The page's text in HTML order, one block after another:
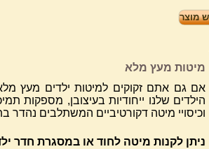
מיטות מעץ מלא
אם גם אתם זקוקים למיטות ילדים מעץ
הילדים שלנו ייחודיות בעיצובן, מספקות
וכיסויי מיטה דקורטיביים המשתלבים
ניתן לקנות מיטה לחוד או במסגרת חדר